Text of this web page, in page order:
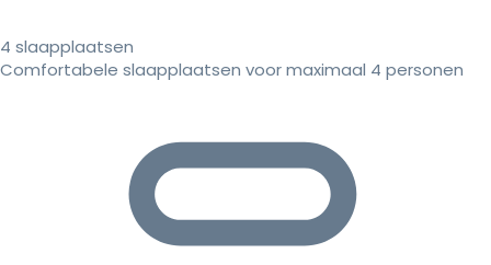
4 slaapplaatsen
Comfortabele slaapplaatsen voor maximaal 4 personen